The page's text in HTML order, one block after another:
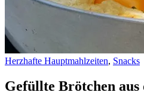
Herzhafte Hauptmahlzeiten, Snacks
Gefüllte Brötchen